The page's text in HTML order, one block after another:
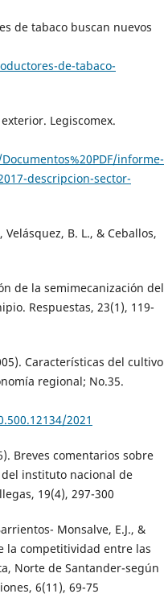
de tabaco buscan nuevos
de-tabaco-
Legiscomex.
informe-
descripcion-sector-
Velásquez, B. L., & Ceballos,
de la semimecanización del
Respuestas, 23(1), 119-
Características del cultivo
regional; No.35.
2021
Breves comentarios sobre
instituto nacional de
19(4), 297-300
Monsalve, E.J., &
la competitividad entre las
Norte de Santander-según
6(11), 69-75